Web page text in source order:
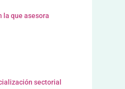
la que asesora
sectorial